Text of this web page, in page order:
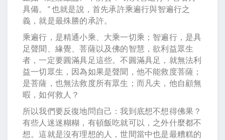
具備。” 也就是說，首先承許乘遍行與智遍行之
義，就是最殊勝的承許。
乘遍行，是精通小乘、大乘一切乘；智遍行，是具
足聲聞、緣覺、菩薩以及佛的智慧，欲利益眾生
者，一定要圓滿具足這些。不圓滿具足，就無法利
益一切眾生，因為如果是聲聞，他不能救度菩薩；
是菩薩，也無法救度所有眾生；而凡夫，他自顧無
暇，如何救人？
所以我們要反復地問自己：我到底想不想得佛果？
有些人迷迷糊糊，有頓飯吃就可以，之外什麼都不
想。這就是沒有理想的人，世間當中也是最糟糕的